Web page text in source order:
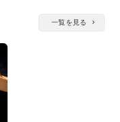
一覧を見る